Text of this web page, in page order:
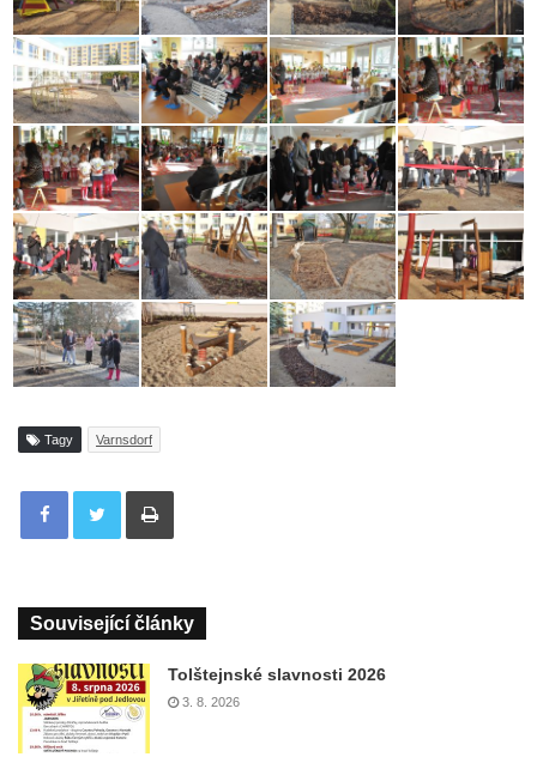
Tagy Varnsdorf
Tisknout
Související články
Tolštejnské slavnosti 2026
3. 8. 2026